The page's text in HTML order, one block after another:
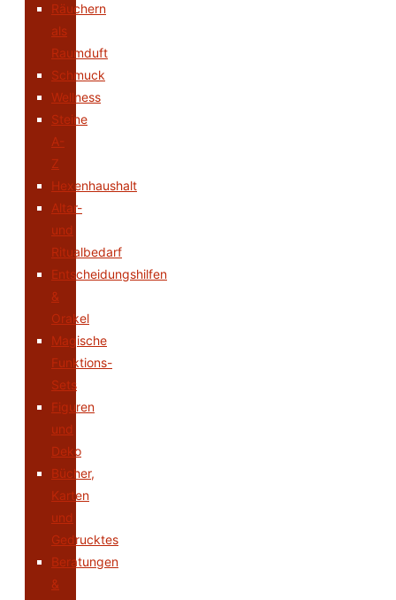
Räuchern
als
Raumduft
Schmuck
Wellness
Steine
A-
Z
Hexenhaushalt
Altar-
und
Ritualbedarf
Entscheidungshilfen
&
Orakel
Magische
Funktions-
Sets
Figuren
und
Deko
Bücher,
Karten
und
Gedrucktes
Beratungen
&